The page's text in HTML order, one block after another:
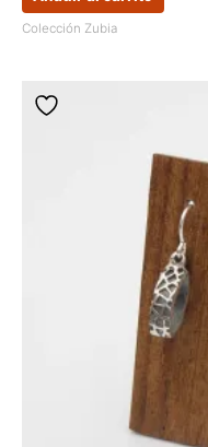
Colección Zubia